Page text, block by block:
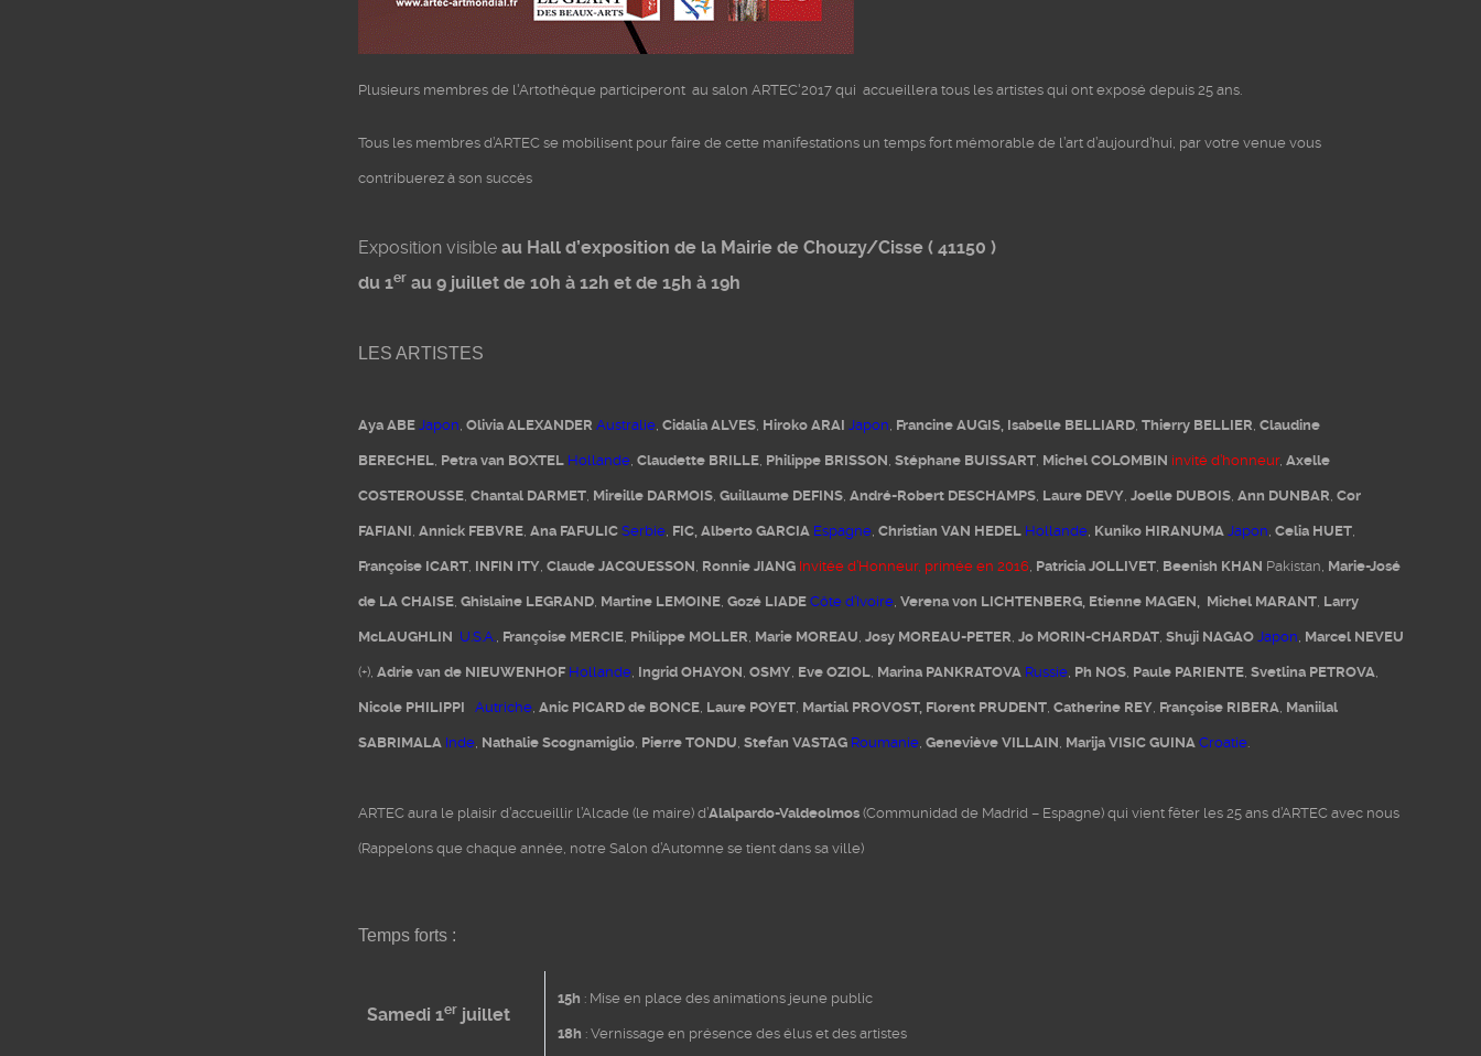
Plusieurs membres de l'Artothèque participeront au salon ARTEC'2017 qui accueillera tous les artistes qui ont exposé depuis 25 ans.
Tous les membres d’ARTEC se mobilisent pour faire de cette manifestations un temps fort mémorable de l’art d’aujourd’hui, par votre venue vous
contribuerez à son succès
Exposition visible au Hall d’exposition de la Mairie de Chouzy/Cisse ( 41150 )
du 1er au 9 juillet de 10h à 12h et de 15h à 19h
LES ARTISTES
Aya ABE Japon, Olivia ALEXANDER Australie, Cidalia ALVES, Hiroko ARAI Japon, Francine AUGIS, Isabelle BELLIARD, Thierry BELLIER, Claudine
BERECHEL, Petra van BOXTEL Hollande, Claudette BRILLE, Philippe BRISSON, Stéphane BUISSART, Michel COLOMBIN invité d’honneur, Axelle
COSTEROUSSE, Chantal DARMET, Mireille DARMOIS, Guillaume DEFINS, André-Robert DESCHAMPS, Laure DEVY, Joelle DUBOIS, Ann DUNBAR, Cor
FAFIANI, Annick FEBVRE, Ana FAFULIC Serbie, FIC, Alberto GARCIA Espagne, Christian VAN HEDEL Hollande, Kuniko HIRANUMA Japon, Celia HUET,
Françoise ICART, INFIN ITY, Claude JACQUESSON, Ronnie JIANG Invitée d’Honneur, primée en 2016, Patricia JOLLIVET, Beenish KHAN Pakistan, Marie-José
de LA CHAISE, Ghislaine LEGRAND, Martine LEMOINE, Gozé LIADE Côte d’Ivoire, Verena von LICHTENBERG, Etienne MAGEN, Michel MARANT, Larry
McLAUGHLIN U.S.A., Françoise MERCIE, Philippe MOLLER, Marie MOREAU, Josy MOREAU-PETER, Jo MORIN-CHARDAT, Shuji NAGAO Japon, Marcel NEVEU
(+), Adrie van de NIEUWENHOF Hollande, Ingrid OHAYON, OSMY, Eve OZIOL, Marina PANKRATOVA Russie, Ph NOS, Paule PARIENTE, Svetlina PETROVA,
Nicole PHILIPPI Autriche, Anic PICARD de BONCE, Laure POYET, Martial PROVOST, Florent PRUDENT, Catherine REY, Françoise RIBERA, Maniilal
SABRIMALA Inde, Nathalie Scognamiglio, Pierre TONDU, Stefan VASTAG Roumanie, Geneviève VILLAIN, Marija VISIC GUINA Croatie.
ARTEC aura le plaisir d’accueillir l’Alcade (le maire) d’Alalpardo-Valdeolmos (Communidad de Madrid – Espagne) qui vient fêter les 25 ans d’ARTEC avec nous
(Rappelons que chaque année, notre Salon d’Automne se tient dans sa ville)
Temps forts :
Samedi 1er juillet
15h : Mise en place des animations jeune public
18h : Vernissage en présence des élus et des artistes